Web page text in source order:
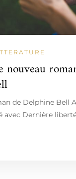
nouveau
de Delphine Bell
avec Dernière